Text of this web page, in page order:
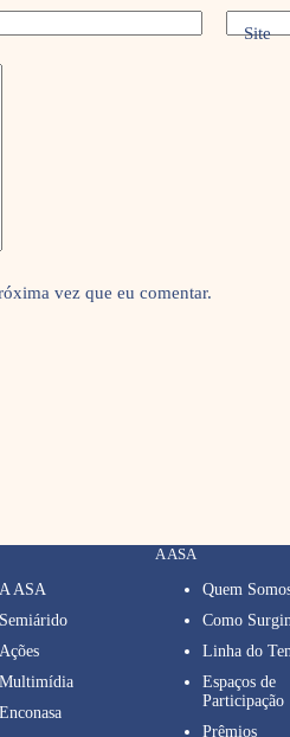
Site
vez que eu comentar.
A ASA
Semiárido
Ações
Multimídia
Enconasa
A ASA
Quem
Como
Linha do
Espaços de
Participação
Prêmios